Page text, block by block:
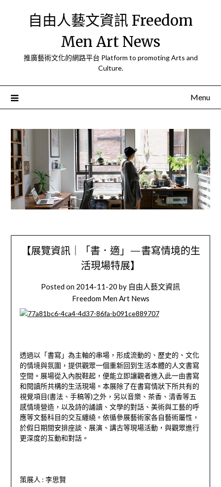
自由人藝文資訊 Freedom
Men Art News
推廣藝術文化的網路平台 Platform to promoting Arts and
Culture.
Menu
【展覽資訊｜「書．適」—書寫情境的生
活現場特展】
Posted on 2014-11-20 by 自由人藝文資訊
Freedom Men Art News
透過以「書寫」為主軸的串場，形成流動的、歷史的、文化
的情境與氛圍，提供觀眾一個重新回到生活本體的人文書寫
空間。展場從入內脫鞋起，便能立即讓觀者進入此一由書寫
和閱讀所共構的生活現場。本展除了在書寫情狀下所共有的
視覺項目(書法、手稿等)之外，另以音樂、茶香、清香等五
感情境營造，以及詩的誦讀、文學的對話、美術與工藝的呼
應等文藝科目的交互纏繞。依循參展藝術家各自藝術屬性，
於假日期間安排座談、展演、講古等現場活動，與觀眾進行
更深度的互動和對話。
策展人 : 李思賢